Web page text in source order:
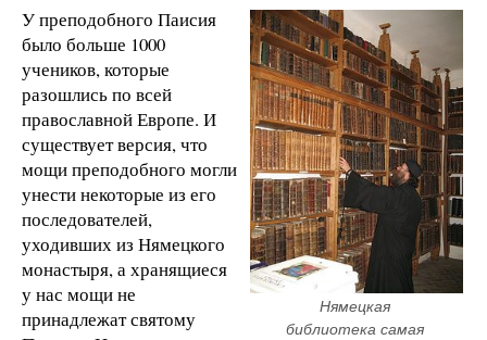
Нямецкая
библиотека самая
У преподобного Паисия
было больше 1000
учеников, которые
разошлись по всей
православной Европе. И
существует версия, что
мощи преподобного могли
унести некоторые из его
последователей,
уходивших из Нямецкого
монастыря, а хранящиеся
у нас мощи не
принадлежат святому